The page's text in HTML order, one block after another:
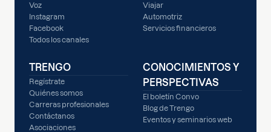
Voz
Instagram
Facebook
Todos los canales
Viajar
Automotriz
Servicios financieros
TRENGO
Regístrate
Quiénes somos
Carreras profesionales
Contáctanos
Asociaciones
CONOCIMIENTOS Y
PERSPECTIVAS
El boletín Convo
Blog de Trengo
Eventos y seminarios web